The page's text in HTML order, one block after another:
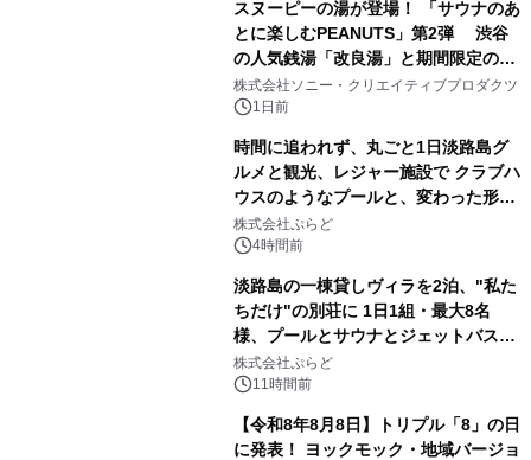
スヌーピーの湯が登場！ 「サウナのあ
とに楽しむPEANUTS」第2弾 渋谷
の人気銭湯「改良湯」と期間限定のコ
ラボレーション サウナイキタイコラ
ボグッズも発売決定！
株式会社ソニー・クリエイティブプロダクツ
1日前
時間に追われず、丸ごと1日淡路島グ
ルメと観光、レジャー施設で クラブハ
ウスのようなプールと、変わった形の
サウナも 「THE BOXY AWAJI」のお
得な素泊まり連泊プランで
株式会社ぷらど
4時間前
淡路島の一棟貸しヴィラを2泊、"私た
ちだけ"の別荘に 1日1組・最大8名
様、プールとサウナとジェットバス付
きで Villa Mon Temps AWAJIの連泊
素泊りプラン
株式会社ぷらど
11時間前
【令和8年8月8日】トリプル「8」の日
に発表！ ヨックモック・地域バージョ